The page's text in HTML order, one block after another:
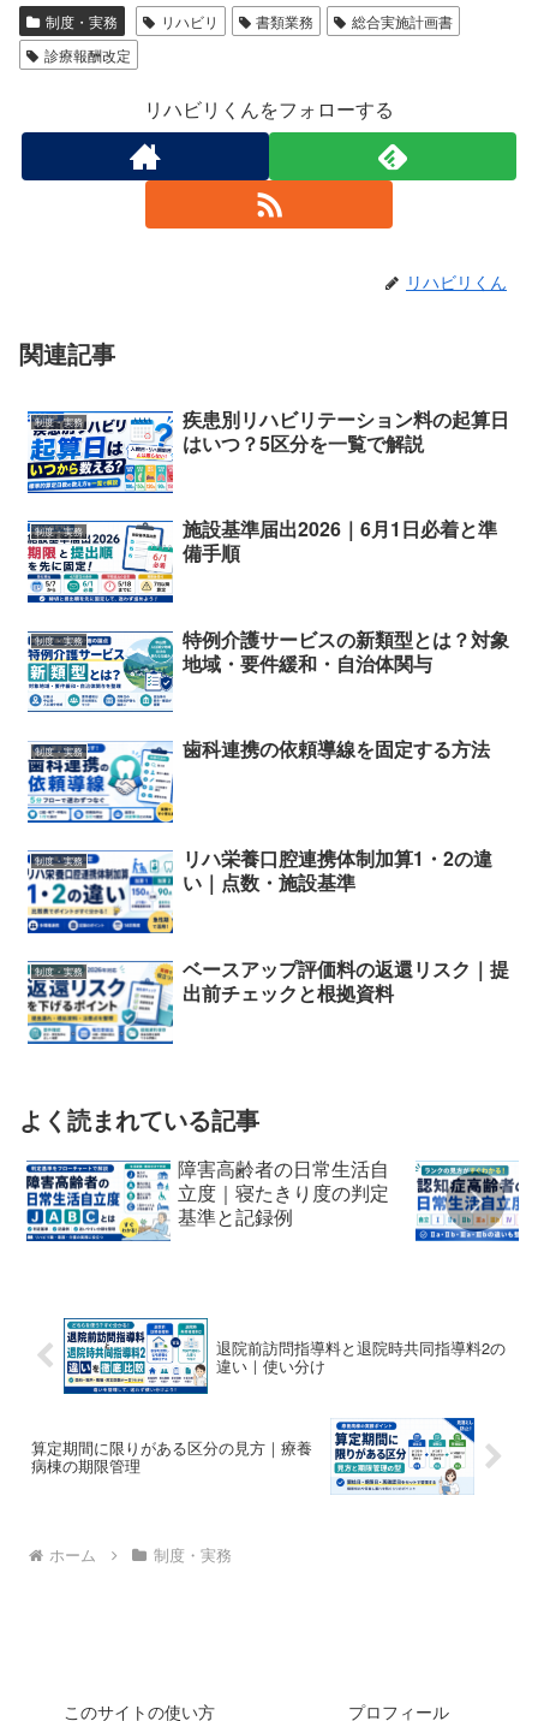
制度・実務 リハビリ 書類業務
総合実施計画書
診療報酬改定
リハビリくんをフォローする
リハビリくん
関連記事
制度・実務
疾患別リハビリテーション料の起算日
はいつ？5区分を一覧で解説
制度・実務
施設基準届出2026｜6月1日必着と準
備手順
制度・実務
特例介護サービスの新類型とは？対象
地域・要件緩和・自治体関与
制度・実務 歯科連携の依頼導線を固定する方法
制度・実務
リハ栄養口腔連携体制加算1・2の違
い｜点数・施設基準
制度・実務
ベースアップ評価料の返還リスク｜提
出前チェックと根拠資料
よく読まれている記事
障害高齢者の日常生活自
立度｜寝たきり度の判定
基準と記録例
退院前訪問指導料と退院時共同指導料2の
違い｜使い分け
算定期間に限りがある区分の見方｜療養
病棟の期限管理
ホーム 制度・実務
このサイトの使い方 プロフィール